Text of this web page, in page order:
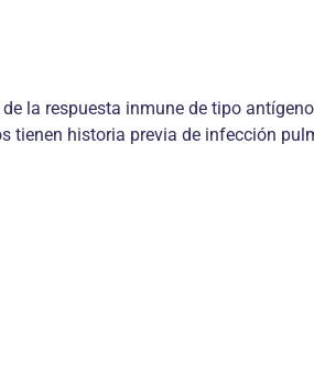
la respuesta inmune de tipo
tienen historia previa de infección